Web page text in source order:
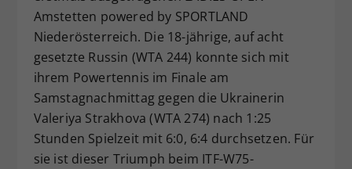
Amstetten powered by SPORTLAND
Niederösterreich. Die 18-jährige, auf acht
gesetzte Russin (WTA 244) konnte sich mit
ihrem Powertennis im Finale am
Samstagnachmittag gegen die Ukrainerin
Valeriya Strakhova (WTA 274) nach 1:25
Stunden Spielzeit mit 6:0, 6:4 durchsetzen. Für
sie ist dieser Triumph beim ITF-W75-
Zweck
Dieser Wert speichert Ihre Consent-
Einstellungen. Unter anderem eine
zufällig generierte ID, für die
historische Speicherung Ihrer
Webseiten-Betreiber dies eingestellt
hat.